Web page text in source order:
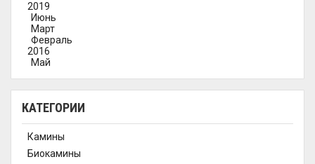
2019
Июнь
Март
Февраль
2016
Май
КАТЕГОРИИ
Камины
Биокамины